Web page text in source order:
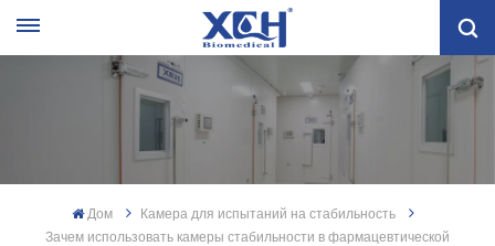
Дом
Камера для испытаний на стабильность
Зачем использовать камеры стабильности в фармацевтической